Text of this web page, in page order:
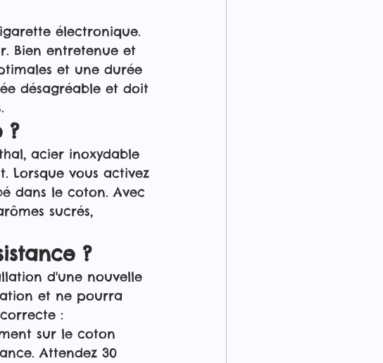
électronique.
Bien entretenue et
et une durée
désagréable et doit
?
acier inoxydable
Lorsque vous activez
dans le coton. Avec
sucrés,
?
d'une nouvelle
et ne pourra
:
sur le coton
Attendez 30